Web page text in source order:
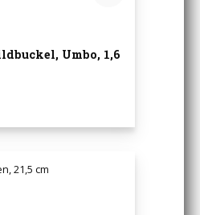
Umbo, 1,6